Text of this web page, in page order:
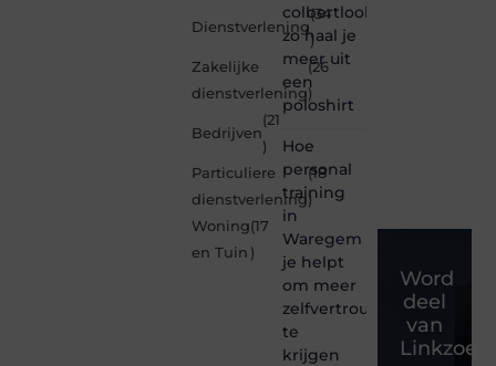
Dienstverlening
(34
)
Zakelijke
dienstverlening
(26
)
Bedrijven
(21
)
Particuliere
dienstverlening
(18
)
Woning
en Tuin
(17
)
colbertlook
zo haal je
meer uit
een
poloshirt
Hoe
personal
training
in
Waregem
je helpt
om meer
zelfvertrouwen
te
krijgen
Word
deel
van